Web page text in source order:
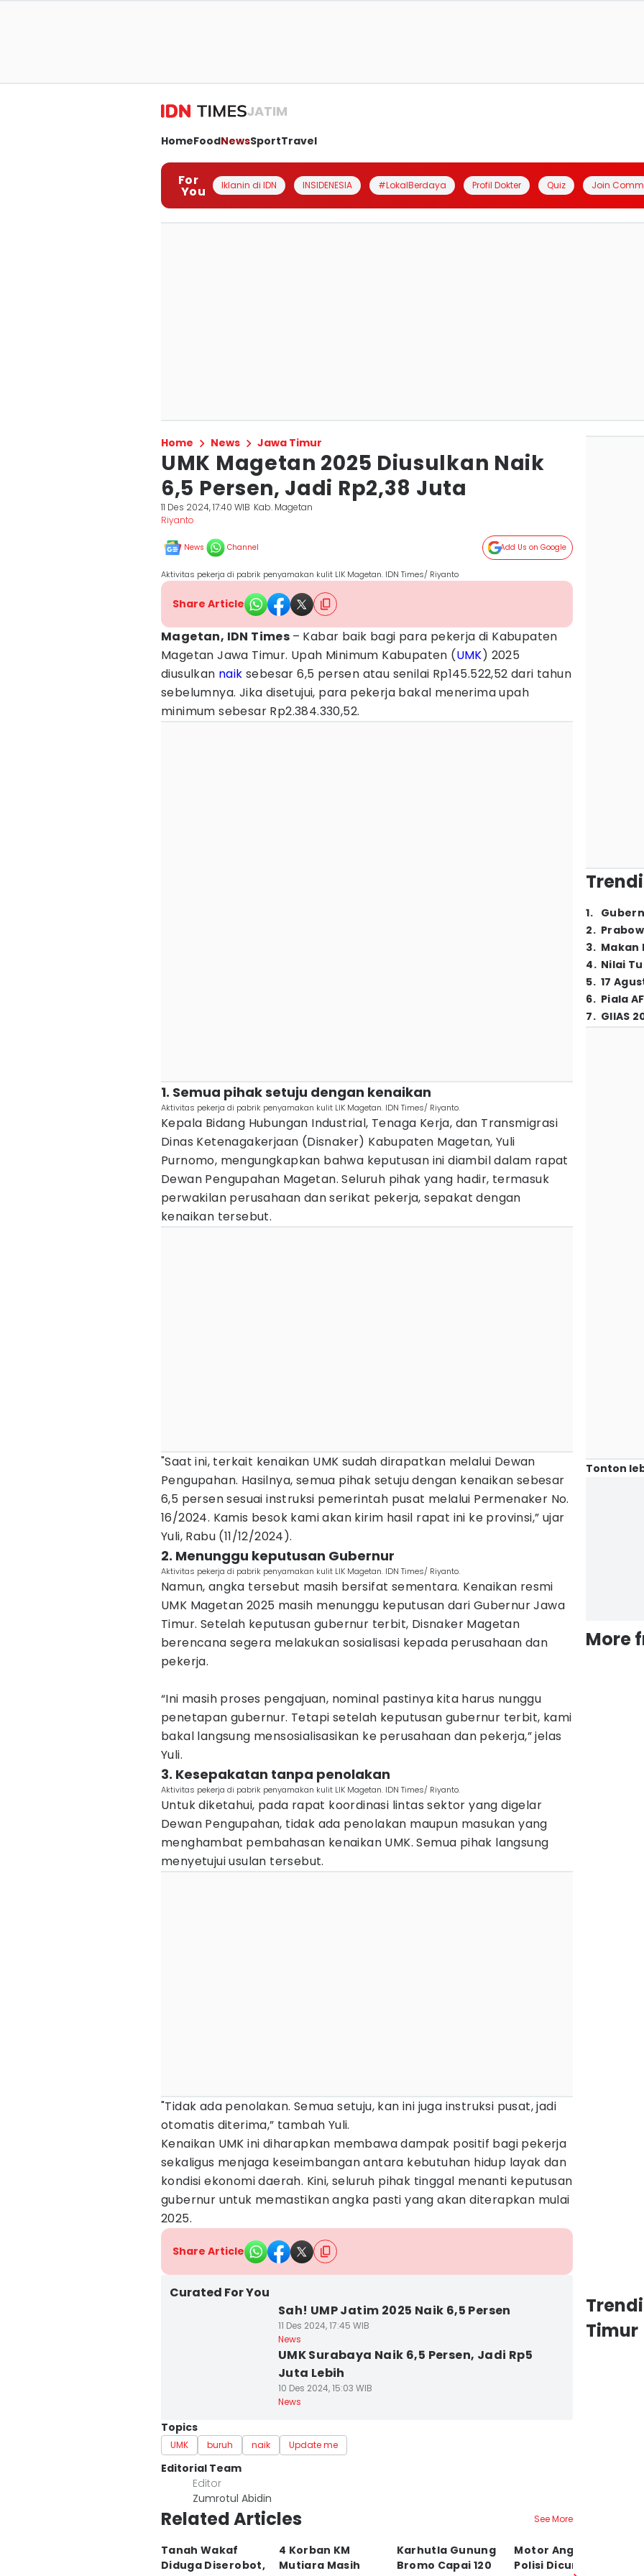
JATIM
HomeFoodNewsSportTravel
For
You Iklanin di IDN INSIDENESIA #LokalBerdaya Profil Dokter Quiz Join
Home News Jawa Timur
UMK Magetan 2025 Diusulkan Naik
6,5 Persen, Jadi Rp2,38 Juta
11 Des 2024, 17:40 WIB Kab. Magetan
Riyanto
News Channel Add Us on Google
Aktivitas pekerja di pabrik penyamakan kulit LIK Magetan. IDN Times/ Riyanto
Share Article
Magetan, IDN Times – Kabar baik bagi para pekerja di Kabupaten
Magetan Jawa Timur. Upah Minimum Kabupaten (UMK) 2025
diusulkan naik sebesar 6,5 persen atau senilai Rp145.522,52 dari tahun
sebelumnya. Jika disetujui, para pekerja bakal menerima upah
minimum sebesar Rp2.384.330,52.
1. Semua pihak setuju dengan kenaikan
Aktivitas pekerja di pabrik penyamakan kulit LIK Magetan. IDN Times/ Riyanto.
Kepala Bidang Hubungan Industrial, Tenaga Kerja, dan Transmigrasi
Dinas Ketenagakerjaan (Disnaker) Kabupaten Magetan, Yuli
Purnomo, mengungkapkan bahwa keputusan ini diambil dalam rapat
Dewan Pengupahan Magetan. Seluruh pihak yang hadir, termasuk
perwakilan perusahaan dan serikat pekerja, sepakat dengan
kenaikan tersebut.
"Saat ini, terkait kenaikan UMK sudah dirapatkan melalui Dewan
Pengupahan. Hasilnya, semua pihak setuju dengan kenaikan sebesar
6,5 persen sesuai instruksi pemerintah pusat melalui Permenaker No.
16/2024. Kamis besok kami akan kirim hasil rapat ini ke provinsi,” ujar
Yuli, Rabu (11/12/2024).
2. Menunggu keputusan Gubernur
Aktivitas pekerja di pabrik penyamakan kulit LIK Magetan. IDN Times/ Riyanto.
Namun, angka tersebut masih bersifat sementara. Kenaikan resmi
UMK Magetan 2025 masih menunggu keputusan dari Gubernur Jawa
Timur. Setelah keputusan gubernur terbit, Disnaker Magetan
berencana segera melakukan sosialisasi kepada perusahaan dan
pekerja.
“Ini masih proses pengajuan, nominal pastinya kita harus nunggu
penetapan gubernur. Tetapi setelah keputusan gubernur terbit, kami
bakal langsung mensosialisasikan ke perusahaan dan pekerja,” jelas
Yuli.
3. Kesepakatan tanpa penolakan
Aktivitas pekerja di pabrik penyamakan kulit LIK Magetan. IDN Times/ Riyanto.
Untuk diketahui, pada rapat koordinasi lintas sektor yang digelar
Dewan Pengupahan, tidak ada penolakan maupun masukan yang
menghambat pembahasan kenaikan UMK. Semua pihak langsung
menyetujui usulan tersebut.
"Tidak ada penolakan. Semua setuju, kan ini juga instruksi pusat, jadi
otomatis diterima,” tambah Yuli.
Kenaikan UMK ini diharapkan membawa dampak positif bagi pekerja
sekaligus menjaga keseimbangan antara kebutuhan hidup layak dan
kondisi ekonomi daerah. Kini, seluruh pihak tinggal menanti keputusan
gubernur untuk memastikan angka pasti yang akan diterapkan mulai
2025.
Share Article
Curated For You
Sah! UMP Jatim 2025 Naik 6,5 Persen
11 Des 2024, 17:45 WIB
News
UMK Surabaya Naik 6,5 Persen, Jadi Rp5
Juta Lebih
10 Des 2024, 15:03 WIB
News
Topics
UMK buruh naik Update me
Editorial Team
Editor
Zumrotul Abidin
Related Articles See More
Tanah Wakaf
Diduga Diserobot,
4 Korban KM
Mutiara Masih
Karhutla Gunung
Bromo Capai 120
Motor Anggota
Polisi Dicuri di
1.
2.
3. Makan
4. Nilai
5. 17
6. Piala
7. GIIAS
Tonton
More
Timur